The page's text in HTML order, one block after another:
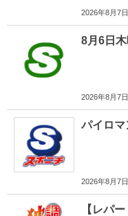
2026年8月7
8月6日
2026年8月7
パイロ
2026年8月7
【レパ